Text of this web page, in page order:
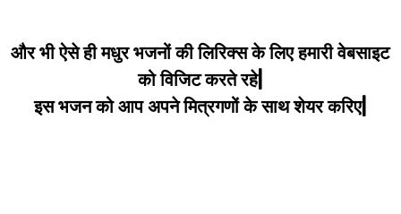
और भी ऐसे ही मधुर भजनों की लिरिक्स के लिए हमारी वेबसाइट
को विजिट करते रहे|
इस भजन को आप अपने मित्रगणों के साथ शेयर करिए|